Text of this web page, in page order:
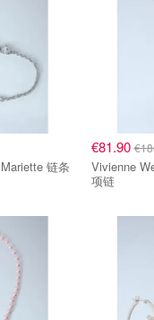
€81.90
Vivienne
项链